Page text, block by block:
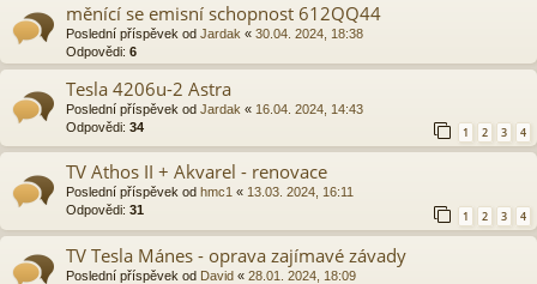
měnící se emisní schopnost 612QQ44
Poslední příspěvek od Jardak « 30.04. 2024, 18:38
Odpovědi: 6
Tesla 4206u-2 Astra
Poslední příspěvek od Jardak « 16.04. 2024, 14:43
Odpovědi: 34 1 2 3 4
TV Athos II + Akvarel - renovace
Poslední příspěvek od hmc1 « 13.03. 2024, 16:11
Odpovědi: 31 1 2 3 4
TV Tesla Mánes - oprava zajímavé závady
Poslední příspěvek od David « 28.01. 2024, 18:09